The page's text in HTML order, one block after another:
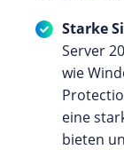
Starke
Server
wie
eine
bieten